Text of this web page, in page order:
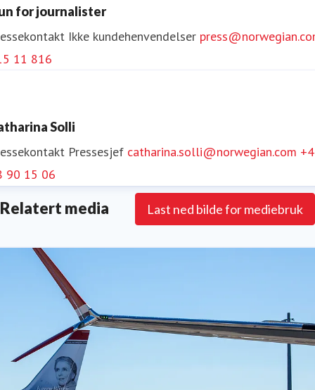
være det mest bærekraftige valget for passasjerene.
Følg Norwegian på
for journalister
Ikke kundehenvendelser
11 816
Solli
Pressesjef catharina.solli@norwegian.com
90 15 06
Relatert media Last ned bilde for mediebruk